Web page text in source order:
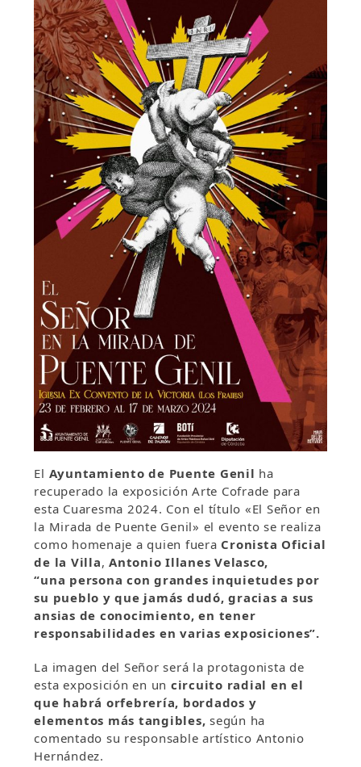
El Ayuntamiento de Puente Genil ha
recuperado la exposición Arte Cofrade para
esta Cuaresma 2024. Con el título «El Señor en
la Mirada de Puente Genil» el evento se realiza
como homenaje a quien fuera Cronista Oficial
de la Villa,Antonio Illanes Velasco,
“una persona con grandes inquietudes por
su pueblo y que jamás dudó, gracias a sus
ansias de conocimiento, en tener
responsabilidades en varias exposiciones”.
La imagen del Señor será la protagonista de
esta exposición en un circuito radial en el
que habrá orfebrería, bordados y
elementos más tangibles, según ha
comentado su responsable artístico Antonio
Hernández.